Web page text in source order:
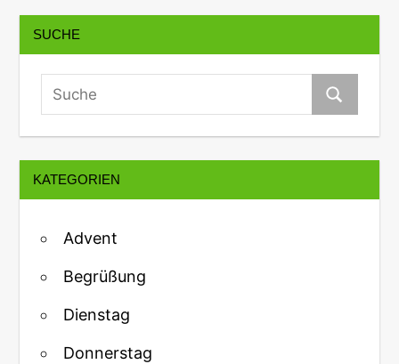
SUCHE
KATEGORIEN
Advent
Begrüßung
Dienstag
Donnerstag